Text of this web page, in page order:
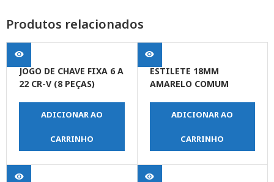
Produtos relacionados
JOGO DE CHAVE FIXA 6 A
22 CR-V (8 PEÇAS)
ADICIONAR AO
CARRINHO
ESTILETE 18MM
AMARELO COMUM
ADICIONAR AO
CARRINHO